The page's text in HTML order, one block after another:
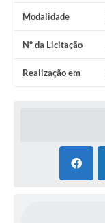
Modalidade
Nº da Licitação
Realização em